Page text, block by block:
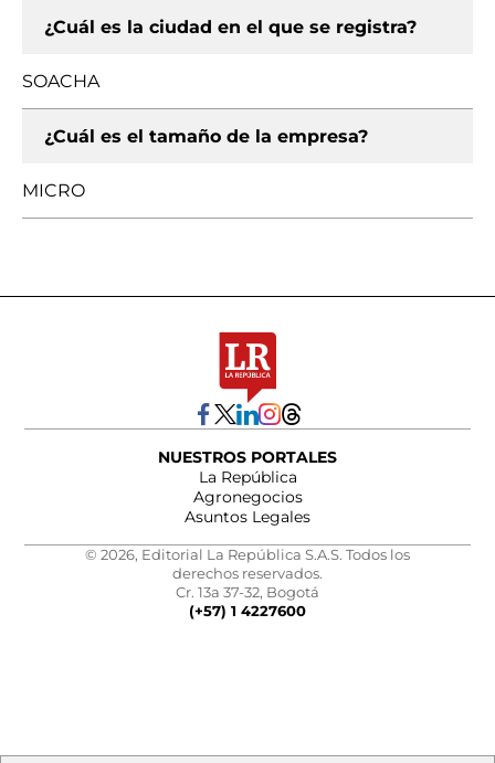
¿Cuál es la ciudad en el que se registra?
SOACHA
¿Cuál es el tamaño de la empresa?
MICRO
NUESTROS PORTALES
La República
Agronegocios
Asuntos Legales
© 2026, Editorial La República S.A.S. Todos los
derechos reservados.
Cr. 13a 37-32, Bogotá
(+57) 1 4227600